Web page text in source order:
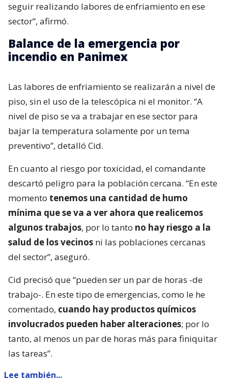
seguir realizando labores de enfriamiento en ese
sector”, afirmó.
Balance de la emergencia por
incendio en Panimex
Las labores de enfriamiento se realizarán a nivel de
piso, sin el uso de la telescópica ni el monitor. “A
nivel de piso se va a trabajar en ese sector para
bajar la temperatura solamente por un tema
preventivo”, detalló Cid.
En cuanto al riesgo por toxicidad, el comandante
descartó peligro para la población cercana. “En este
momento tenemos una cantidad de humo
mínima que se va a ver ahora que realicemos
algunos trabajos, por lo tanto no hay riesgo a la
salud de los vecinos ni las poblaciones cercanas
del sector”, aseguró.
Cid precisó que “pueden ser un par de horas -de
trabajo-. En este tipo de emergencias, como le he
comentado, cuando hay productos químicos
involucrados pueden haber alteraciones; por lo
tanto, al menos un par de horas más para finiquitar
las tareas”.
Lee también...